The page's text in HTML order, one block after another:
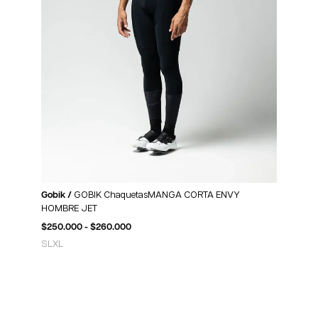
Gobik / GOBIK ChaquetasMANGA CORTA ENVY
HOMBRE JET
$250.000 - $260.000
S LXL